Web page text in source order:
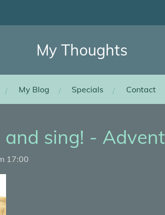
My Thoughts
My Blog Specials Contact
and sing! - Advent
17:00